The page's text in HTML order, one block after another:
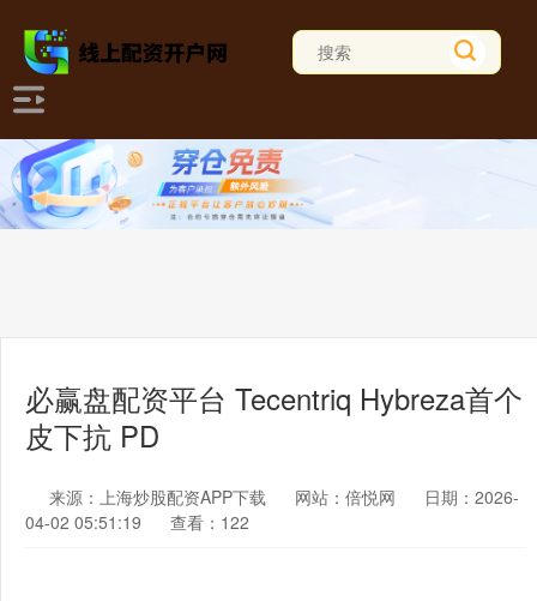
必赢盘配资平台 Tecentriq Hybreza首个
皮下抗 PD
来源：上海炒股配资APP下载 网站：倍悦网
日期：2026-
04-02 05:51:19
查看：122